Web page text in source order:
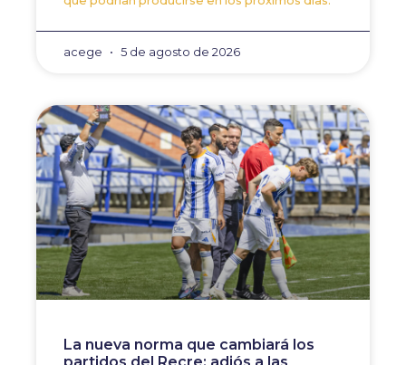
acege 5 de agosto de 2026
La nueva norma que cambiará los